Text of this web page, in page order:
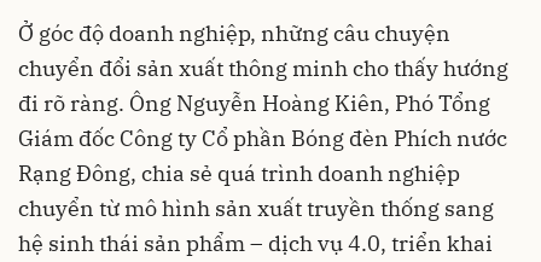
Ở góc độ doanh nghiệp, những câu chuyện
chuyển đổi sản xuất thông minh cho thấy hướng
đi rõ ràng. Ông Nguyễn Hoàng Kiên, Phó Tổng
Giám đốc Công ty Cổ phần Bóng đèn Phích nước
Rạng Đông, chia sẻ quá trình doanh nghiệp
chuyển từ mô hình sản xuất truyền thống sang
hệ sinh thái sản phẩm – dịch vụ 4.0, triển khai